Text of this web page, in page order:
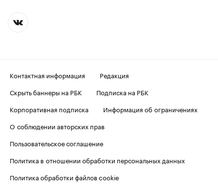
Контактная информация
Редакция
Скрыть баннеры на РБК
Подписка на РБК
Корпоративная подписка
Информация об ограничениях
О соблюдении авторских прав
Пользовательское соглашение
Политика в отношении обработки персональных данных
Политика обработки файлов cookie